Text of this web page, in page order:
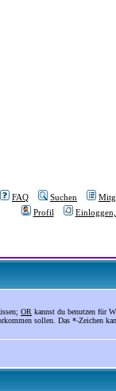
FAQ Suchen
Profil
OR kannst du benutzen für
sollen. Das *-Zeichen